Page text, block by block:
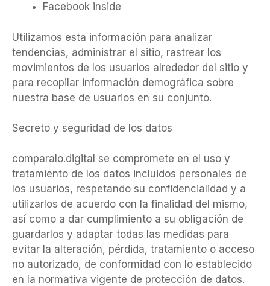
Facebook inside
Utilizamos esta información para analizar
tendencias, administrar el sitio, rastrear los
movimientos de los usuarios alrededor del sitio y
para recopilar información demográfica sobre
nuestra base de usuarios en su conjunto.
Secreto y seguridad de los datos
comparalo.digital se compromete en el uso y
tratamiento de los datos incluidos personales de
los usuarios, respetando su confidencialidad y a
utilizarlos de acuerdo con la finalidad del mismo,
así como a dar cumplimiento a su obligación de
guardarlos y adaptar todas las medidas para
evitar la alteración, pérdida, tratamiento o acceso
no autorizado, de conformidad con lo establecido
en la normativa vigente de protección de datos.